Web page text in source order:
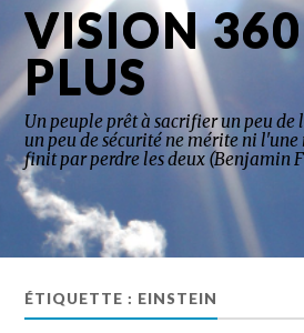
VISION
PLUS
Un peuple prêt à sacrifier un peu
un peu de sécurité ne mérite ni
finit par perdre les deux (Benjamin
ÉTIQUETTE : EINSTEIN